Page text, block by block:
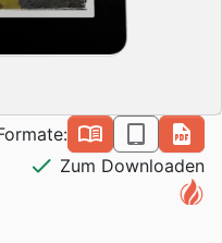
book_open epub
pdf
check Zum Downloaden